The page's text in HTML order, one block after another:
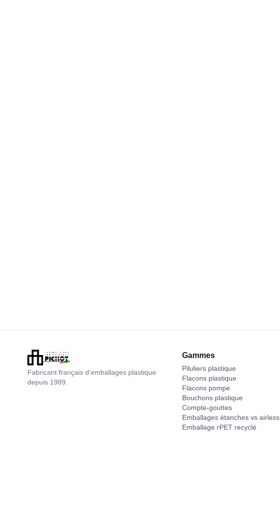
Fabricant français d'emballages plastique
depuis 1989.
Gammes
Piluliers plastique
Flacons plastique
Flacons pompe
Bouchons plastique
Compte-gouttes
Emballages étanches vs airless
Emballage rPET recyclé